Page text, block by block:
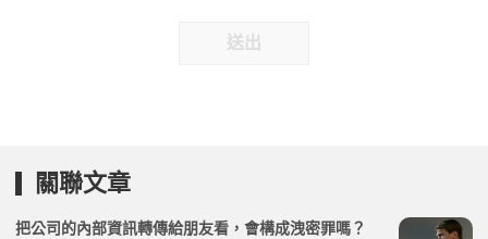
送出
關聯文章
把公司的內部資訊轉傳給朋友看，會構成洩密罪嗎？